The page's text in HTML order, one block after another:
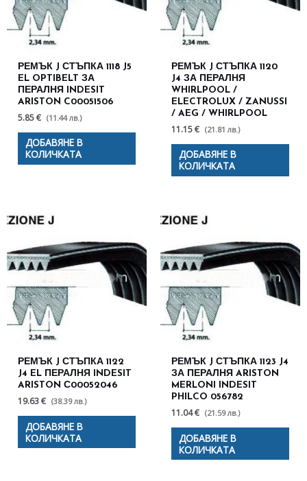
РЕМЪК J СТЪПКА 1118 J5
EL OPTIBELT ЗА
ПЕРАЛНЯ INDESIT
ARISTON C00051506
5.85 € (11.44 лв.)
ДОБАВЯНЕ В
КОЛИЧКАТА
РЕМЪК J СТЪПКА 1120
J4 ЗА ПЕРАЛНЯ
WHIRLPOOL /
ELECTROLUX / ZANUSSI
/ AEG / WHIRLPOOL
11.15 € (21.81 лв.)
ДОБАВЯНЕ В
КОЛИЧКАТА
РЕМЪК J СТЪПКА 1122
J4 EL ПЕРАЛНЯ INDESIT
ARISTON С00052046
19.63 € (38.39 лв.)
ДОБАВЯНЕ В
КОЛИЧКАТА
РЕМЪК J СТЪПКА 1123 J4
ЗА ПЕРАЛНЯ ARISTON
MERLONI INDESIT
PHILCO 056782
11.04 € (21.59 лв.)
ДОБАВЯНЕ В
КОЛИЧКАТА